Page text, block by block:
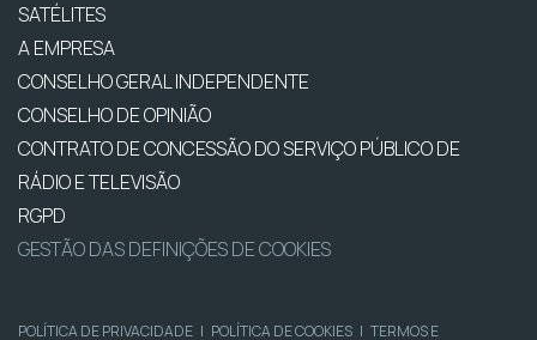
SATÉLITES
A EMPRESA
CONSELHO GERAL INDEPENDENTE
CONSELHO DE OPINIÃO
CONTRATO DE CONCESSÃO DO SERVIÇO PÚBLICO DE
RÁDIO E TELEVISÃO
RGPD
GESTÃO DAS DEFINIÇÕES DE COOKIES
POLÍTICA DE PRIVACIDADE | POLÍTICA DE COOKIES | TERMOS E